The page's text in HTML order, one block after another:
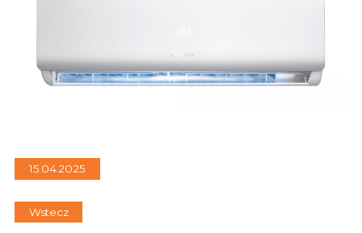
15.04.2025
Wstecz